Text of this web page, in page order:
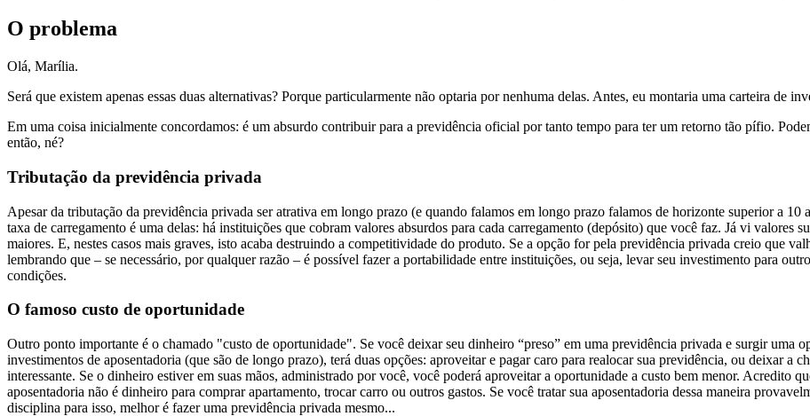
O problema
Olá, Marília.
Será que existem apenas essas duas alternativas? Porque particularmente não optaria por nenhuma delas. Antes, eu montaria uma carteira de
Em uma coisa inicialmente concordamos: é um absurdo contribuir para a previdência oficial por tanto tempo para ter um retorno tão pífio.
então, né?
Tributação da previdência privada
Apesar da tributação da previdência privada ser atrativa em longo prazo (e quando falamos em longo prazo falamos de horizonte superior a
taxa de carregamento é uma delas: há instituições que cobram valores absurdos para cada carregamento (depósito) que você faz. Já vi valores
maiores. E, nestes casos mais graves, isto acaba destruindo a competitividade do produto. Se a opção for pela previdência privada creio que
lembrando que – se necessário, por qualquer razão – é possível fazer a portabilidade entre instituições, ou seja, levar seu investimento para
condições.
O famoso custo de oportunidade
Outro ponto importante é o chamado "custo de oportunidade". Se você deixar seu dinheiro “preso” em uma previdência privada e surgir uma
investimentos de aposentadoria (que são de longo prazo), terá duas opções: aproveitar e pagar caro para realocar sua previdência, ou deixar a
interessante. Se o dinheiro estiver em suas mãos, administrado por você, você poderá aproveitar a oportunidade a custo bem menor. Acredito
aposentadoria não é dinheiro para comprar apartamento, trocar carro ou outros gastos. Se você tratar sua aposentadoria dessa maneira
disciplina para isso, melhor é fazer uma previdência privada mesmo...